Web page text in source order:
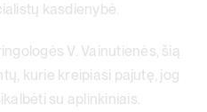
kasdienybė.
V. Vainutienės, šią
kurie kreipiasi pajutę, jog
su aplinkiniais.